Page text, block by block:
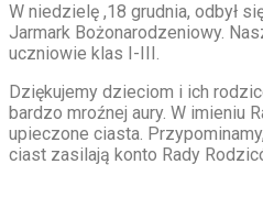
W niedzielę ,18 grudnia, odbył
Jarmark Bożonarodzeniowy.
uczniowie klas I-III.
Dziękujemy dzieciom i ich
bardzo mroźnej aury. W imieniu
upieczone ciasta.
ciast zasilają konto Rady